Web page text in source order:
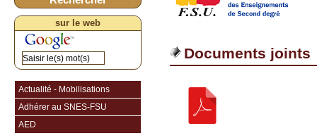
Documents joints
sur le web
Actualité - Mobilisations
Adhérer au SNES-FSU
AED